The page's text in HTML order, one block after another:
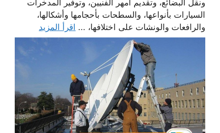
ونقل البضائع، وتقديم أمهر الفنيين، وتوفير المدخرات
السيارات بأنواعها، والسطحات بأحجامها وأشكالها،
والرافعات والونشات على اختلافها، ... اقرأ المزيد